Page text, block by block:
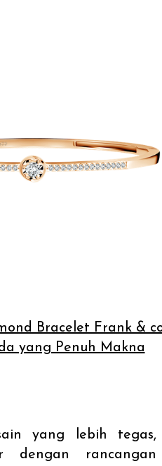
Bracelet Frank &
yang Penuh Makna
yang lebih tegas,
dengan rancangan